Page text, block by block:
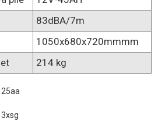
83dBA/7m
1050x680x720mmmm
214 kg